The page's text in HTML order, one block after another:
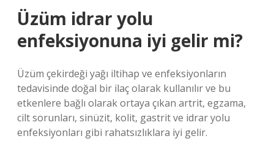
Üzüm idrar yolu
enfeksiyonuna iyi gelir mi?
Üzüm çekirdeği yağı iltihap ve enfeksiyonların
tedavisinde doğal bir ilaç olarak kullanılır ve bu
etkenlere bağlı olarak ortaya çıkan artrit, egzama,
cilt sorunları, sinüzit, kolit, gastrit ve idrar yolu
enfeksiyonları gibi rahatsızlıklara iyi gelir.